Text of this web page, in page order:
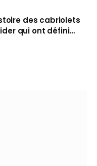
des cabriolets
qui ont défini
au vent